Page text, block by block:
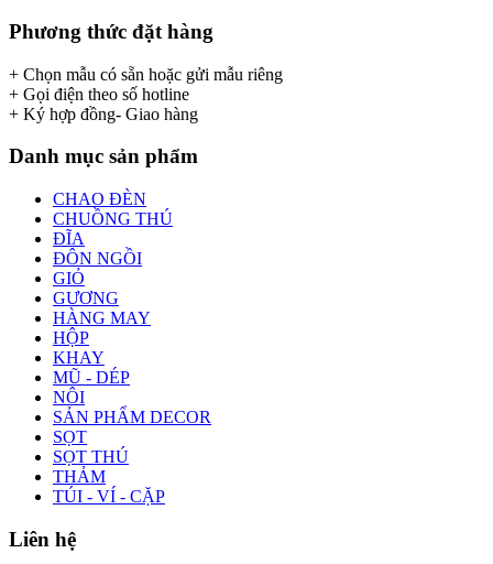
Phương thức đặt hàng
+ Chọn mẫu có sẵn hoặc gửi mẫu riêng
+ Gọi điện theo số hotline
+ Ký hợp đồng- Giao hàng
Danh mục sản phẩm
CHAO ĐÈN
CHUỒNG THÚ
ĐĨA
ĐÔN NGỒI
GIỎ
GƯƠNG
HÀNG MAY
HỘP
KHAY
MŨ - DÉP
NÔI
SẢN PHẨM DECOR
SỌT
SỌT THÚ
THẢM
TÚI - VÍ - CẶP
Liên hệ